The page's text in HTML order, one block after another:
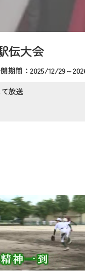
伝大会
期間：2025/12/29～
放送
ともないメンテ
ご了承の程よろし